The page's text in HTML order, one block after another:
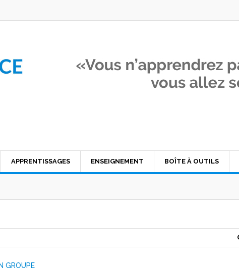
APPRENTISSAGES ENSEIGNEMENT BOÎTE À OUTILS
GROUPE